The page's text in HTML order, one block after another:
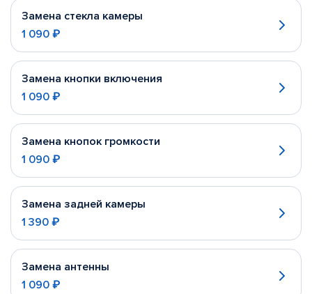
Замена стекла камеры
1 090 ₽
Замена кнопки включения
1 090 ₽
Замена кнопок громкости
1 090 ₽
Замена задней камеры
1 390 ₽
Замена антенны
1 090 ₽